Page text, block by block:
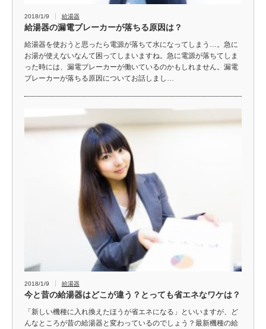
2018/1/9 給湯器
給湯器の漏電ブレーカーが落ちる原因は？
給湯器を使おうと思ったら電源が落ちて水になってしまう…。急に
お湯が使えないなんて困ってしまいますね。急に電源が落ちてしま
った時には、漏電ブレーカーが働いているのかもしれません。漏電
ブレーカーが落ちる原因についてお話しまし…
2018/1/9 給湯器
今と昔の給湯器はどこが違う？とっても省エネなワケは？
「新しい機種に入れ換えたほうが省エネになる」といいますが、ど
んなところが昔の給湯器と変わっているのでしょう？最新機種の給